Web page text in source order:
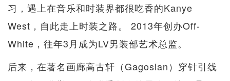
习，遇上在音乐和时装界都很吃香的Kanye
West，自此走上时装之路。 2013年创办Off-
White，往年3月成为LV男装部艺术总监。
后来，在著名画廊高古轩（Gagosian）穿针引线